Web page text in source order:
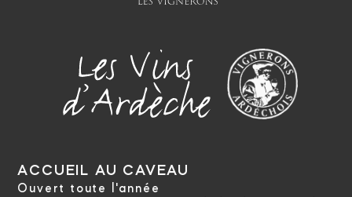
ACCUEIL AU CAVEAU
Ouvert toute l'année